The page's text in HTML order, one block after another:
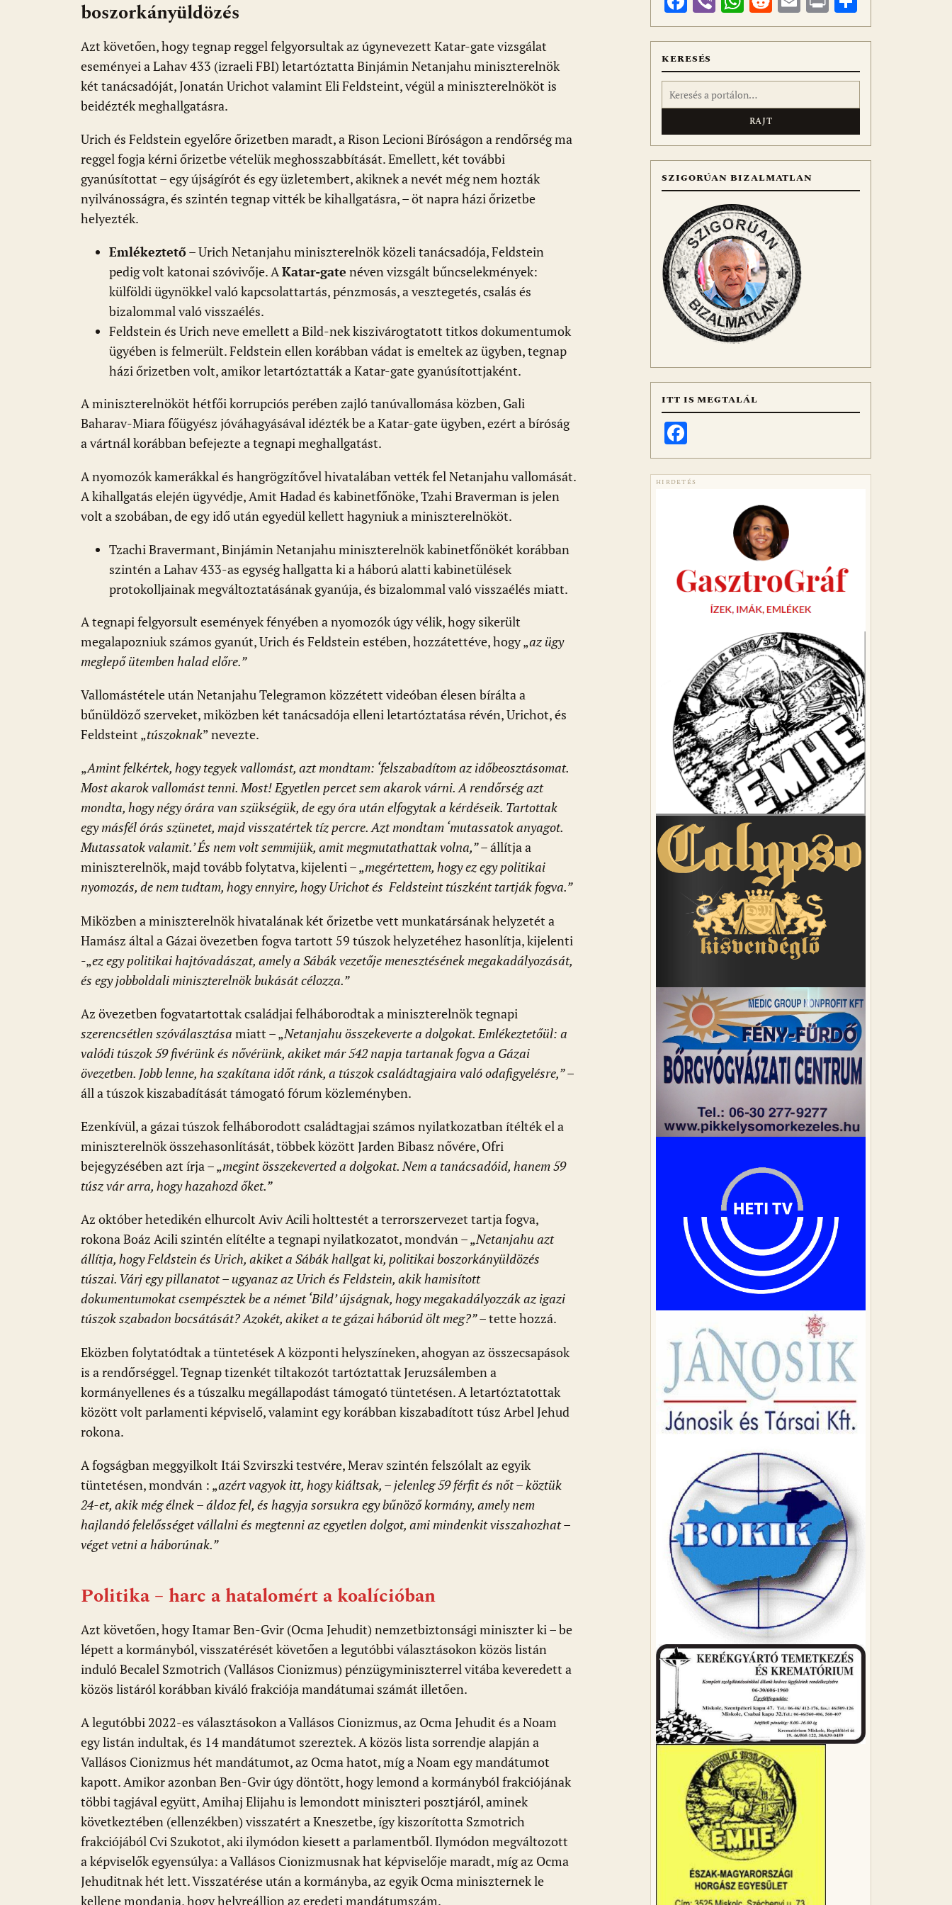
o p
p
boszorkányüldözés
Azt követően, hogy tegnap reggel felgyorsultak az úgynevezett Katar-gate vizsgálat
eseményei a Lahav 433 (izraeli FBI) letartóztatta Binjámin Netanjahu miniszterelnök
két tanácsadóját, Jonatán Urichot valamint Eli Feldsteint, végül a miniszterelnököt is
beidézték meghallgatásra.
Urich és Feldstein egyelőre őrizetben maradt, a Rison Lecioni Bíróságon a rendőrség ma
reggel fogja kérni őrizetbe vételük meghosszabbítását. Emellett, két további
gyanúsítottat – egy újságírót és egy üzletembert, akiknek a nevét még nem hozták
nyilvánosságra, és szintén tegnap vitték be kihallgatásra, – öt napra házi őrizetbe
helyezték.
Emlékeztető– Urich Netanjahu miniszterelnök közeli tanácsadója, Feldstein
pedig volt katonai szóvivője. AKatar-gate néven vizsgált bűncselekmények:
külföldi ügynökkel való kapcsolattartás, pénzmosás, a vesztegetés, csalás és
bizalommal való visszaélés.
Feldstein és Urich neve emellett a Bild-nek kiszivárogtatott titkos dokumentumok
ügyében is felmerült. Feldstein ellen korábban vádat is emeltek az ügyben, tegnap
házi őrizetben volt, amikor letartóztatták a Katar-gate gyanúsítottjaként.
A miniszterelnököt hétfői korrupciós perében zajló tanúvallomása közben, Gali
Baharav-Miara főügyész jóváhagyásával idézték be a Katar-gate ügyben, ezért a bíróság
a vártnál korábban befejezte a tegnapi meghallgatást.
A nyomozók kamerákkal és hangrögzítővel hivatalában vették fel Netanjahu vallomását.
A kihallgatás elején ügyvédje, Amit Hadad és kabinetfőnöke, Tzahi Braverman is jelen
volt a szobában, de egy idő után egyedül kellett hagyniuk a miniszterelnököt.
Tzachi Bravermant, Binjámin Netanjahu miniszterelnök kabinetfőnökét korábban
szintén a Lahav 433-as egység hallgatta ki a háború alatti kabinetülések
protokolljainak megváltoztatásának gyanúja, és bizalommal való visszaélés miatt.
A tegnapi felgyorsult események fényében a nyomozók úgy vélik, hogy sikerült
megalapozniuk számos gyanút, Urich és Feldstein estében, hozzátettéve, hogy „az ügy
meglepő ütemben halad előre.”
Vallomástétele után Netanjahu Telegramon közzétett videóban élesen bírálta a
bűnüldöző szerveket, miközben két tanácsadója elleni letartóztatása révén, Urichot, és
Feldsteint „túszoknak” nevezte.
„Amint felkértek, hogy tegyek vallomást, azt mondtam: ‘felszabadítom az időbeosztásomat.
Most akarok vallomást tenni. Most! Egyetlen percet sem akarok várni. A rendőrség azt
mondta, hogy négy órára van szükségük, de egy óra után elfogytak a kérdéseik. Tartottak
egy másfél órás szünetet, majd visszatértek tíz percre. Azt mondtam ‘mutassatok anyagot.
Mutassatok valamit.’ És nem volt semmijük, amit megmutathattak volna,”– állítja a
miniszterelnök, majd tovább folytatva, kijelenti – „megértettem, hogy ez egy politikai
nyomozás, de nem tudtam, hogy ennyire, hogy Urichot és Feldsteint túszként tartják fogva.”
Miközben a miniszterelnök hivatalának két őrizetbe vett munkatársának helyzetét a
Hamász által a Gázai övezetben fogva tartott 59 túszok helyzetéhez hasonlítja, kijelenti
-„ez egy politikai hajtóvadászat, amely a Sábák vezetője menesztésének megakadályozását,
és egy jobboldali miniszterelnök bukását célozza.”
Az övezetben fogvatartottak családjai felháborodtak a miniszterelnök tegnapi
szerencsétlen szóválasztása miatt – „Netanjahu összekeverte a dolgokat. Emlékeztetőül: a
valódi túszok 59 fivérünk és nővérünk, akiket már 542 napja tartanak fogva a Gázai
övezetben. Jobb lenne, ha szakítana időt ránk, a túszok családtagjaira való odafigyelésre,”–
áll a túszok kiszabadítását támogató fórum közleményben.
Ezenkívül, a gázai túszok felháborodott családtagjai számos nyilatkozatban ítélték el a
miniszterelnök összehasonlítását, többek között Jarden Bibasz nővére, Ofri
bejegyzésében azt írja – „megint összekeverted a dolgokat. Nem a tanácsadóid, hanem 59
túsz vár arra, hogy hazahozd őket.”
Az október hetedikén elhurcolt Aviv Acili holttestét a terrorszervezet tartja fogva,
rokona Boáz Acili szintén elítélte a tegnapi nyilatkozatot, mondván – „Netanjahu azt
állítja, hogy Feldstein és Urich, akiket a Sábák hallgat ki, politikai boszorkányüldözés
túszai. Várj egy pillanatot – ugyanaz az Urich és Feldstein, akik hamisított
dokumentumokat csempésztek be a német ‘Bild’ újságnak, hogy megakadályozzák az igazi
túszok szabadon bocsátását? Azokét, akiket a te gázai háborúd ölt meg?”– tette hozzá.
Eközben folytatódtak a tüntetések A központi helyszíneken, ahogyan az összecsapások
is a rendőrséggel. Tegnap tizenkét tiltakozót tartóztattak Jeruzsálemben a
kormányellenes és a túszalku megállapodást támogató tüntetésen. A letartóztatottak
között volt parlamenti képviselő, valamint egy korábban kiszabadított túsz Arbel Jehud
rokona.
A fogságban meggyilkolt Itái Szvirszki testvére, Merav szintén felszólalt az egyik
tüntetésen, mondván : „azért vagyok itt, hogy kiáltsak, – jelenleg 59 férfit és nőt – köztük
24-et, akik még élnek – áldoz fel, és hagyja sorsukra egy bűnöző kormány, amely nem
hajlandó felelősséget vállalni és megtenni az egyetlen dolgot, ami mindenkit visszahozhat –
véget vetni a háborúnak.”
Politika – harc a hatalomért a koalícióban
Azt követően, hogy Itamar Ben-Gvir (Ocma Jehudit) nemzetbiztonsági miniszter ki – be
lépett a kormányból, visszatérését követően a legutóbbi választásokon közös listán
induló Becalel Szmotrich (Vallásos Cionizmus) pénzügyminiszterrel vitába keveredett a
közös listáról korábban kiváló frakciója mandátumai számát illetően.
A legutóbbi 2022-es választásokon a Vallásos Cionizmus, az Ocma Jehudit és a Noam
egy listán indultak, és 14 mandátumot szereztek. A közös lista sorrendje alapján a
Vallásos Cionizmus hét mandátumot, az Ocma hatot, míg a Noam egy mandátumot
kapott. Amikor azonban Ben-Gvir úgy döntött, hogy lemond a kormányból frakciójának
többi tagjával együtt, Amihaj Elijahu is lemondott miniszteri posztjáról, aminek
következtében (ellenzékben) visszatért a Kneszetbe, így kiszorította Szmotrich
frakciójából Cvi Szukotot, aki ilymódon kiesett a parlamentből. Ilymódon megváltozott
a képviselők egyensúlya: a Vallásos Cionizmusnak hat képviselője maradt, míg az Ocma
Jehuditnak hét lett. Visszatérése után a kormányba, az egyik Ocma miniszternek le
kellene mondania, hogy helyreálljon az eredeti mandátumszám.
meg
KERESÉS
Keresés:
SZIGORÚAN BIZALMATLAN
ITT IS MEGTALÁL
HIRDETÉS